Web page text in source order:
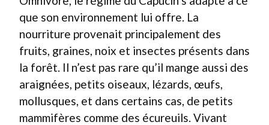
que son environnement lui offre. La
nourriture provenait principalement des
fruits, graines, noix et insectes présents dans
la forêt. Il n’est pas rare qu’il mange aussi des
araignées, petits oiseaux, lézards, œufs,
mollusques, et dans certains cas, de petits
mammifères comme des écureuils. Vivant